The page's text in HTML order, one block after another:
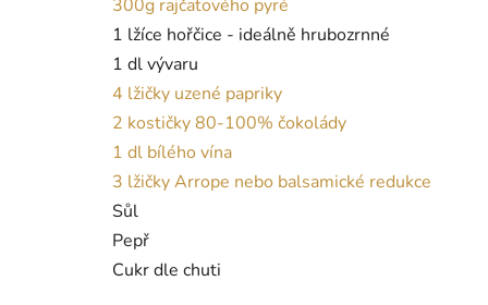
300g rajčatového pyré
1 lžíce hořčice - ideálně hrubozrnné
1 dl vývaru
4 lžičky uzené papriky
2 kostičky 80-100% čokolády
1 dl bílého vína
3 lžičky Arrope nebo balsamické redukce
Sůl
Pepř
Cukr dle chuti